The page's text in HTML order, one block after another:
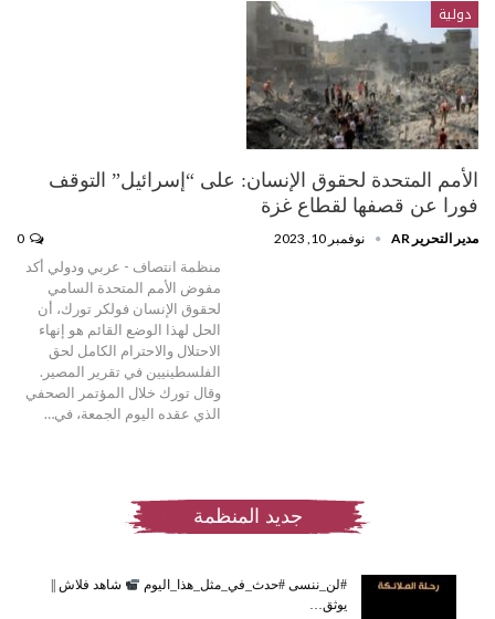
دولية
الأمم المتحدة لحقوق الإنسان: على “إسرائيل” التوقف
فورا عن قصفها لقطاع غزة
مدير التحرير AR نوفمبر 10, 2023
منظمة انتصاف - عربي ودولي أكد
مفوض الأمم المتحدة السامي
لحقوق الإنسان فولكر تورك، أن
الحل لهذا الوضع القائم هو إنهاء
الاحتلال والاحترام الكامل لحق
الفلسطينيين في تقرير المصير.
وقال تورك خلال المؤتمر الصحفي
الذي عقده اليوم الجمعة، في…
جديد المنظمة
#لن_ننسى #حدث_في_مثل_هذا_اليوم
شاهد فلاش ||
يوثق…